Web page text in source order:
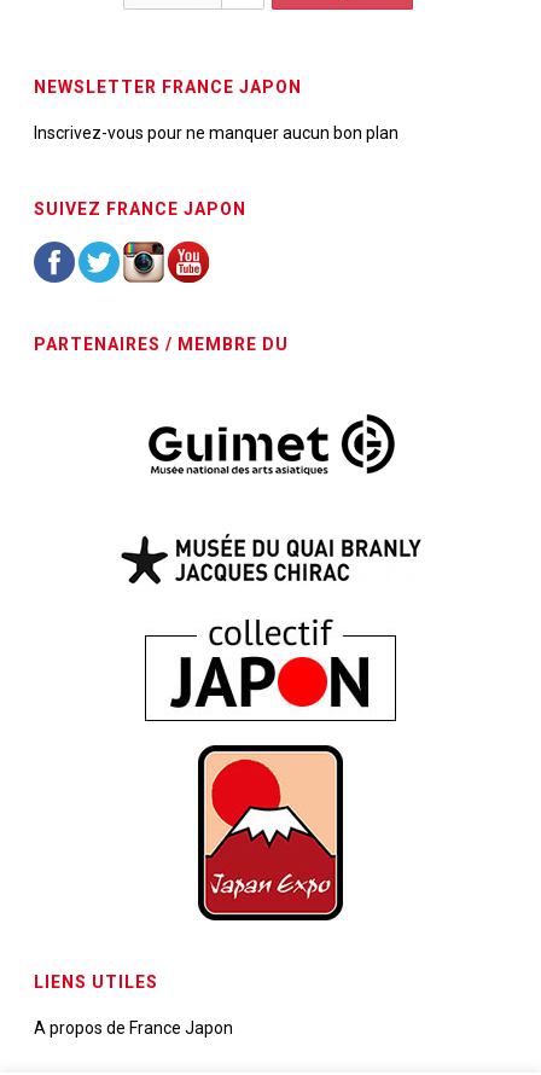
NEWSLETTER FRANCE JAPON
Inscrivez-vous pour ne manquer aucun bon plan
SUIVEZ FRANCE JAPON
PARTENAIRES / MEMBRE DU
LIENS UTILES
A propos de France Japon